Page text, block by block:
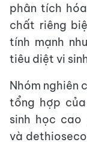
phân tích
chất riêng
tính mạnh
tiêu diệt vi
Nhóm nghiên
tổng hợp
sinh học cao
và